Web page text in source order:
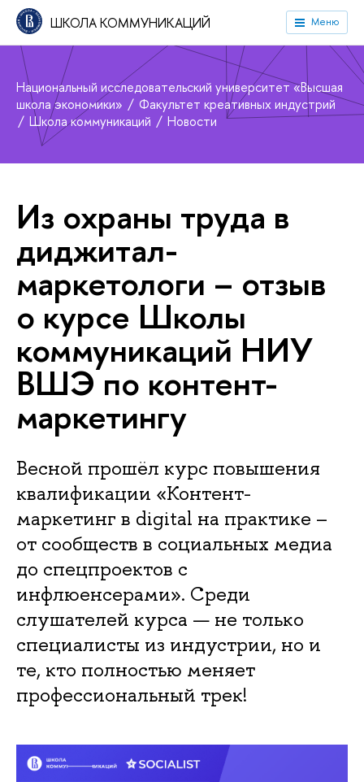
ШКОЛА КОММУНИКАЦИЙ Меню
Национальный исследовательский университет «Высшая
школа экономики»
Факультет креативных индустрий
Школа коммуникаций
Новости
Из охраны труда в
диджитал-
маркетологи – отзыв
о курсе Школы
коммуникаций НИУ
ВШЭ по контент-
маркетингу
Весной прошёл курс повышения
квалификации «Контент-
маркетинг в digital на практике –
от сообществ в социальных медиа
до спецпроектов с
инфлюенсерами». Среди
слушателей курса — не только
специалисты из индустрии, но и
те, кто полностью меняет
профессиональный трек!